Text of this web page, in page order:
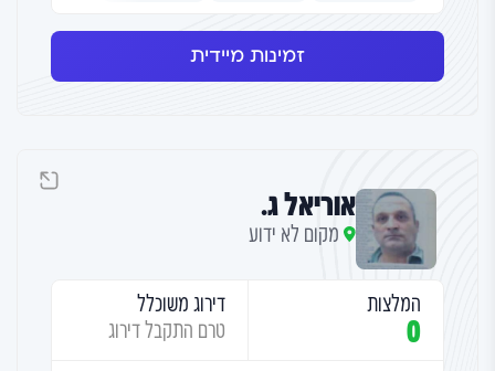
זמינות מיידית
אוריאל ג.
מקום לא ידוע
המלצות
0
דירוג משוכלל
טרם התקבל דירוג